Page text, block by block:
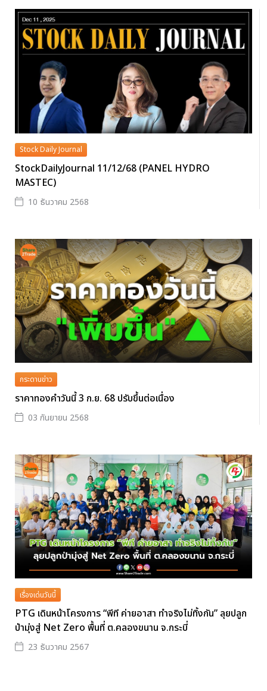
Stock Daily Journal
StockDailyJournal 11/12/68 (PANEL HYDRO
MASTEC)
10 ธันวาคม 2568
กระดานข่าว
ราคาทองคำวันนี้ 3 ก.ย. 68 ปรับขึ้นต่อเนื่อง
03 กันยายน 2568
เรื่องเด่นวันนี้
PTG เดินหน้าโครงการ “พีที ค่ายอาสา ทำจริงไม่ทิ้งกัน” ลุยปลูก
ป่ามุ่งสู่ Net Zero พื้นที่ ต.คลองขนาน จ.กระบี่
23 ธันวาคม 2567